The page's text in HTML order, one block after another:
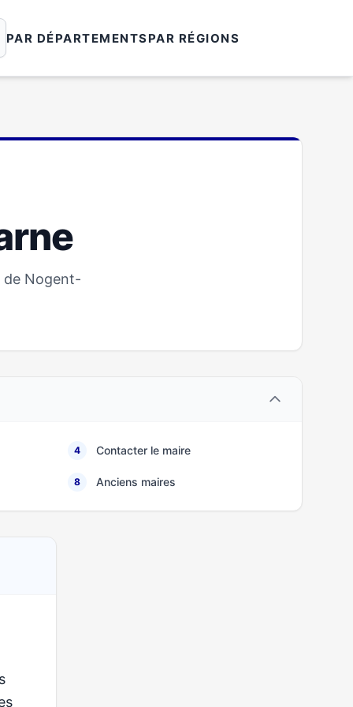
PAR DÉPARTEMENTSPAR RÉGIONS
de Nogent-
4 Contacter le maire
8 Anciens maires